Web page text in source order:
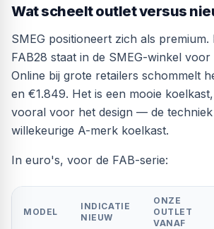
Wat scheelt outlet versus
SMEG positioneert zich als premium.
FAB28 staat in de SMEG-winkel voor
Online bij grote retailers schommelt
en €1.849. Het is een mooie
vooral voor het design — de techniek
willekeurige A-merk koelkast.
In euro's, voor de FAB-serie:
MODEL
INDICATIE
NIEUW
ONZE
OUTLET
VANAF